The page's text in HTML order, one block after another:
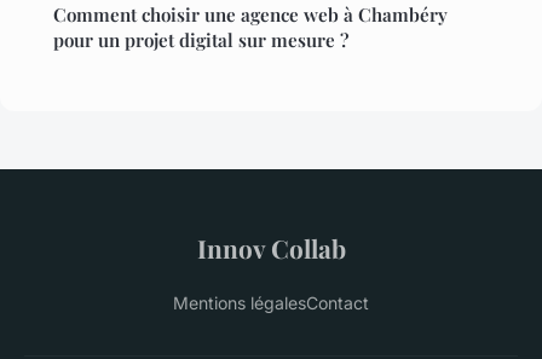
Comment choisir une agence web à Chambéry
pour un projet digital sur mesure ?
Innov Collab
Mentions légalesContact